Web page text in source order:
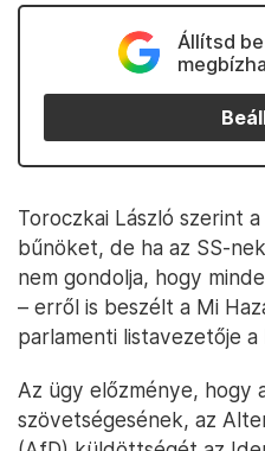
Állítsd
Toroczkai László szerint
bűnöket, de ha az SS-
nem gondolja, hogy
– erről is beszélt a Mi
parlamenti listavezetője a
Az ügy előzménye, hogy
szövetségesének, az